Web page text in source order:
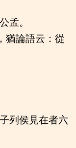
孟。
猶論語云：從
列侯見在者六